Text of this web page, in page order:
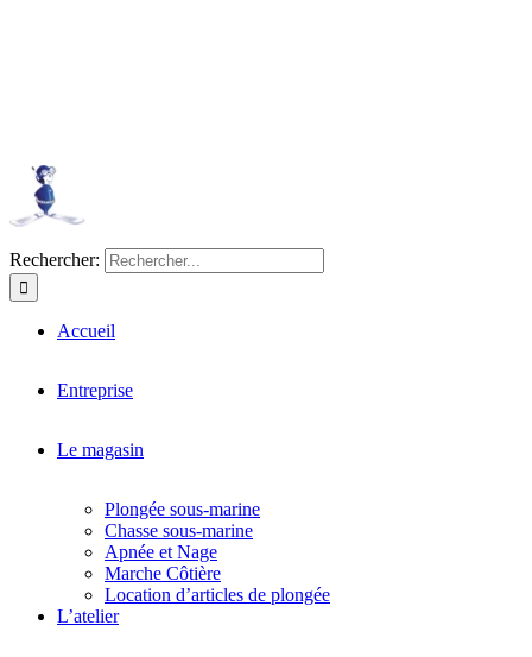
Rechercher:
Accueil
Entreprise
Le magasin
Plongée sous-marine
Chasse sous-marine
Apnée et Nage
Marche Côtière
Location d’articles de plongée
L’atelier